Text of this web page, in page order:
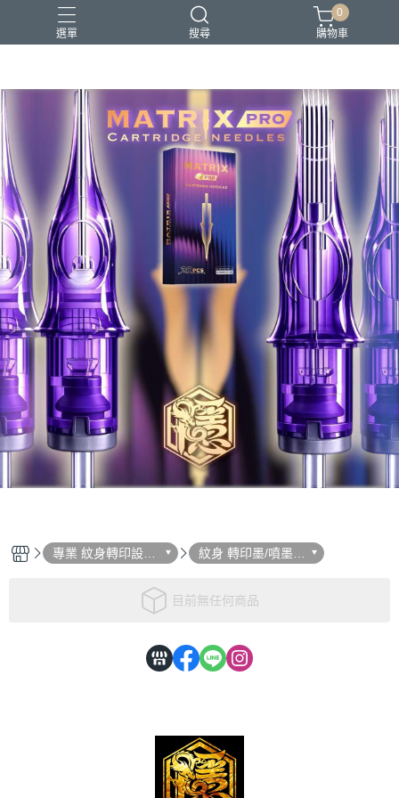
選單 搜尋
0
購物車
專業 紋身轉印設備
用品 選單列表
紋身 轉印墨/噴墨打
印紙 系列
目前無任何商品